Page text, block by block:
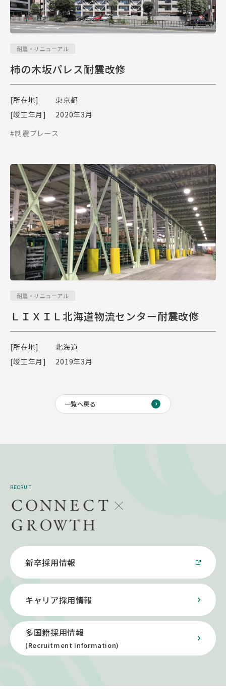
耐震・リニューアル
柿の木坂パレス耐震改修
[所在地]
東京都
[竣工年月]
2020年3月
#制震ブレース
耐震・リニューアル
ＬＩＸＩＬ北海道物流センター耐震改修
[所在地]
北海道
[竣工年月]
2019年3月
一覧へ戻る
RECRUIT
新卒採用情報
キャリア採用情報
多国籍採用情報
(Recruitment Information)